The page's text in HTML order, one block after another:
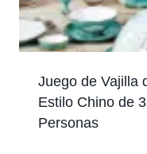
Juego de Vajilla
Estilo Chino de
Personas